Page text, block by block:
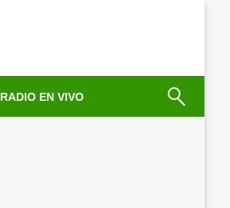
RADIO EN VIVO